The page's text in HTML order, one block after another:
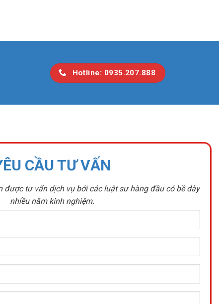
Hotline: 0935.207.888
CẦU TƯ VẤN
được tư vấn dịch vụ bởi các luật sư hàng đầu có bề dày
nhiều năm kinh nghiệm.